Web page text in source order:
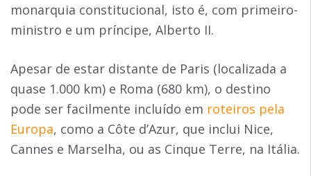
monarquia constitucional, isto é, com primeiro-
ministro e um príncipe, Alberto II.
Apesar de estar distante de Paris (localizada a
quase 1.000 km) e Roma (680 km), o destino
pode ser facilmente incluído em roteiros pela
Europa, como a Côte d’Azur, que inclui Nice,
Cannes e Marselha, ou as Cinque Terre, na Itália.